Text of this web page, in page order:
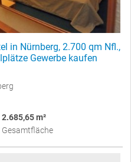
in Nürnberg, 2.700 qm Nfl.,
Gewerbe kaufen
2.685,65 m²
Gesamtfläche